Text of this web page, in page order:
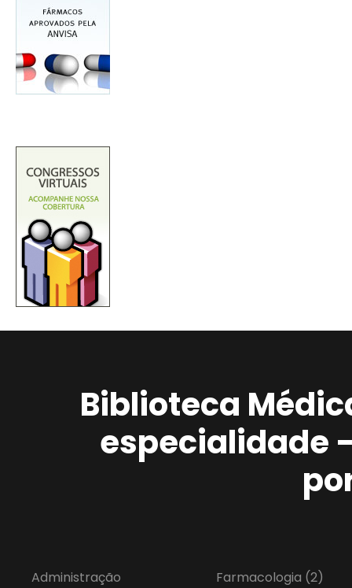
Biblioteca
especialidade
Administração
Farmacologia (2)